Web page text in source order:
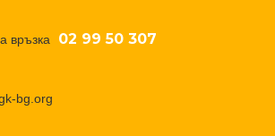
връзка 02 99 50 307
bg.org